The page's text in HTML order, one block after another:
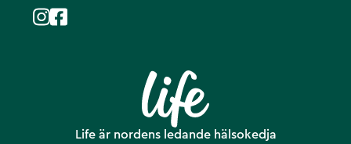
Life är nordens ledande hälsokedja